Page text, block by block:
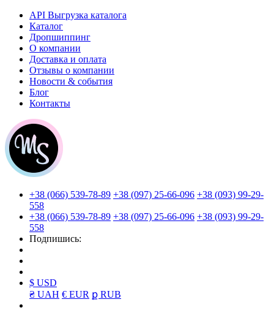
API Выгрузка каталога
Каталог
Дропшиппинг
О компании
Доставка и оплата
Отзывы о компании
Новости & события
Блог
Контакты
+38 (066) 539-78-89 +38 (097) 25-66-096 +38 (093) 99-29-
558
+38 (066) 539-78-89 +38 (097) 25-66-096 +38 (093) 99-29-
558
Подпишись:
$ USD
₴ UAH € EUR ք RUB